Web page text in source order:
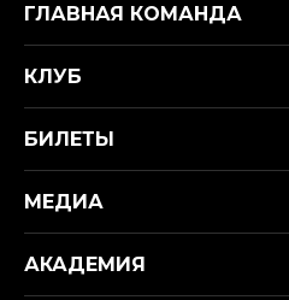
ГЛАВНАЯ КОМАНДА
КЛУБ
БИЛЕТЫ
МЕДИА
АКАДЕМИЯ